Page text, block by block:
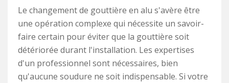
Le changement de gouttière en alu s'avère être
une opération complexe qui nécessite un savoir-
faire certain pour éviter que la gouttière soit
détériorée durant l'installation. Les expertises
d'un professionnel sont nécessaires, bien
qu'aucune soudure ne soit indispensable. Si votre